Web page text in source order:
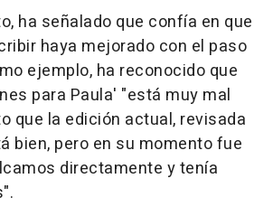
ha señalado que confía en que
haya mejorado con el paso
ejemplo, ha reconocido que
para Paula' "está muy mal
que la edición actual, revisada
bien, pero en su momento fue
directamente y tenía